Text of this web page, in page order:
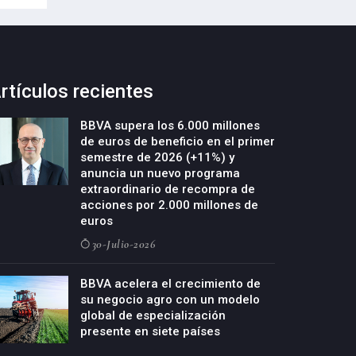
recientes
BBVA supera los 6.000 millones
de euros de beneficio en el primer
semestre de 2026 (+11%) y
anuncia un nuevo programa
extraordinario de recompra de
acciones por 2.000 millones de
euros
30-Julio-2026
BBVA acelera el crecimiento de
su negocio agro con un modelo
global de especialización
presente en siete países